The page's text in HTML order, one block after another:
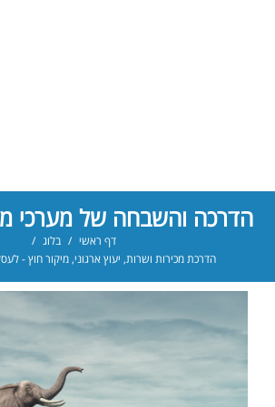
הדרכה והשבחה של מערכי
דף ראשי / בלוג /
הדרכת מכירות ושרות, יעוץ ארגוני,מיקור חוץ -